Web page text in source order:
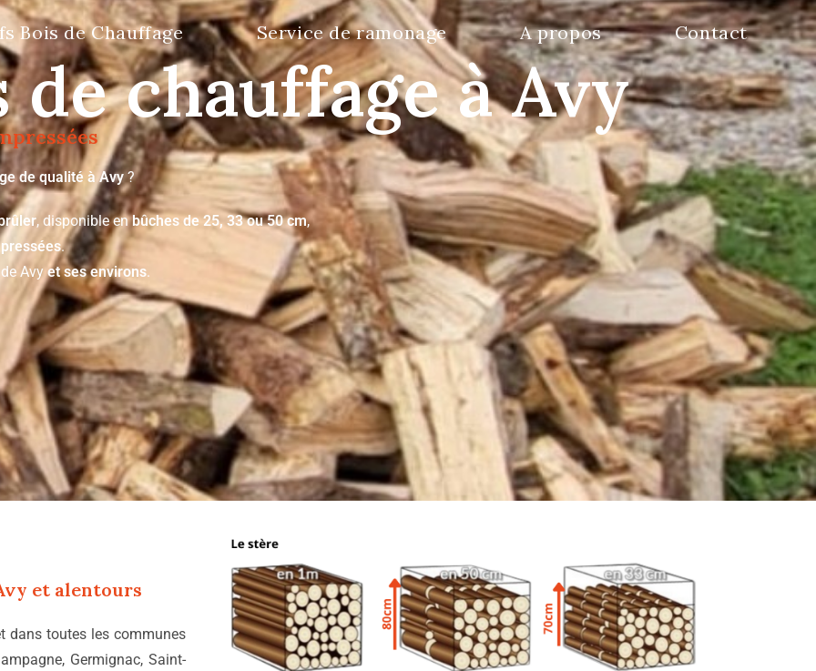
Bois de Chauffage Service de ramonage A propos Contact
chauffage à Avy
de qualité à Avy?
, disponible enbûches de 25, 33 ou 50 cm,
.
Avyet ses environs.
et alentours
dans toutes les communes
Germignac, Saint-